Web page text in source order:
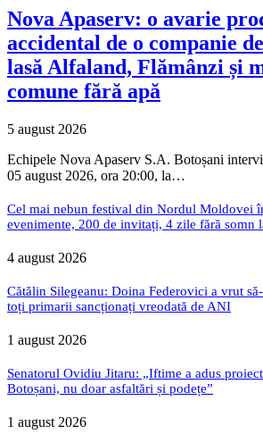
Nova Apaserv: o avarie
accidental de o companie
lasă Alfaland, Flămânzi și
comune fără apă
5 august 2026
Echipele Nova Apaserv S.A. Botoșani
05 august 2026, ora 20:00, la…
Cel mai nebun festival din Nordul Moldovei
evenimente, 200 de invitați, 4 zile fără somn
4 august 2026
Cătălin Silegeanu: Doina Federovici a vrut
toți primarii sancționați vreodată de ANI
1 august 2026
Senatorul Ovidiu Jitaru: „Iftime a adus
Botoșani, nu doar asfaltări și podețe”
1 august 2026